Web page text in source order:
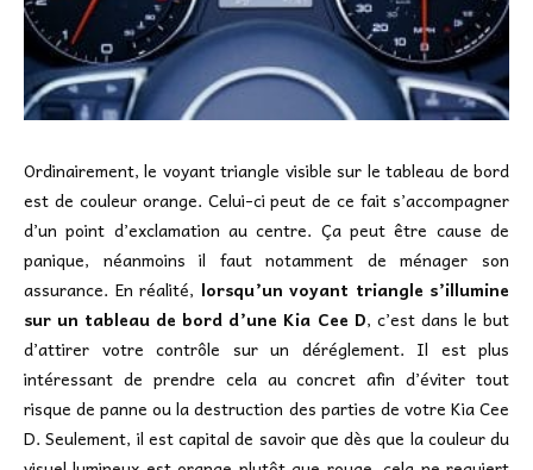
Ordinairement, le voyant triangle visible sur le tableau de bord
est de couleur orange. Celui-ci peut de ce fait s’accompagner
d’un point d’exclamation au centre. Ça peut être cause de
panique, néanmoins il faut notamment de ménager son
assurance. En réalité, lorsqu’un voyant triangle s’illumine
sur un tableau de bord d’une Kia Cee D, c’est dans le but
d’attirer votre contrôle sur un déréglement. Il est plus
intéressant de prendre cela au concret afin d’éviter tout
risque de panne ou la destruction des parties de votre Kia Cee
D. Seulement, il est capital de savoir que dès que la couleur du